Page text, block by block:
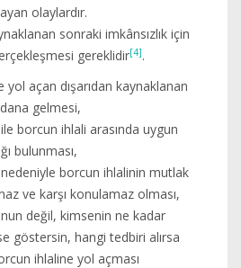
olaylardır.
sonraki imkânsızlık için
gereklidir[4].
yol açan dışarıdan kaynaklanan
gelmesi,
borcun ihlali arasında uygun
bulunması,
borcun ihlalinin mutlak
ve karşı konulamaz olması,
değil, kimsenin ne kadar
göstersin, hangi tedbiri alırsa
ihlaline yol açması